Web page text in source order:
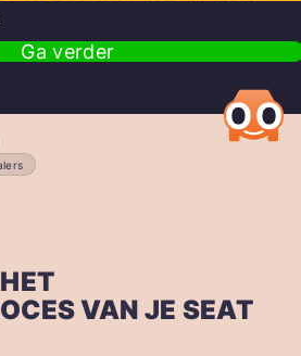
Ga verder
VAN JE SEAT